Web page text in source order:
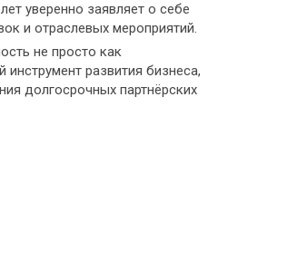
уверенно заявляет о себе
и отраслевых мероприятий.
не просто как
развития бизнеса,
долгосрочных партнёрских